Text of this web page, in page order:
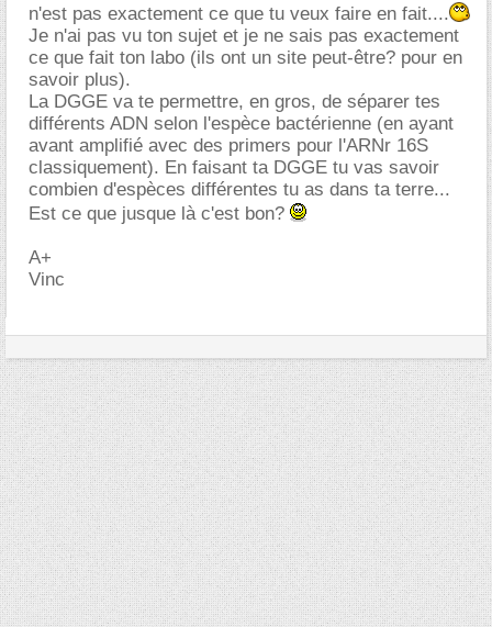
n'est pas exactement ce que tu veux faire en fait....
Je n'ai pas vu ton sujet et je ne sais pas exactement
ce que fait ton labo (ils ont un site peut-être? pour en
savoir plus).
La DGGE va te permettre, en gros, de séparer tes
différents ADN selon l'espèce bactérienne (en ayant
avant amplifié avec des primers pour l'ARNr 16S
classiquement). En faisant ta DGGE tu vas savoir
combien d'espèces différentes tu as dans ta terre...
Est ce que jusque là c'est bon?
A+
Vinc